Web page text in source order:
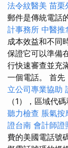
法令紋醫美 苗栗
郵件是傳統電話
計事務所 中醫推
成本效益和不同
保證它可以準備
行快速審查並充
一個電話。 首先
立公司專業協助
（1），區域代
聽力檢查 脹氣按
證台南 會計師證
費的美國電話號